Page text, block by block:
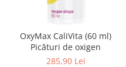
Pentru copii
Pentru femei
OxyMax CaliVita (60 ml)
Picături de oxigen
285,90 Lei